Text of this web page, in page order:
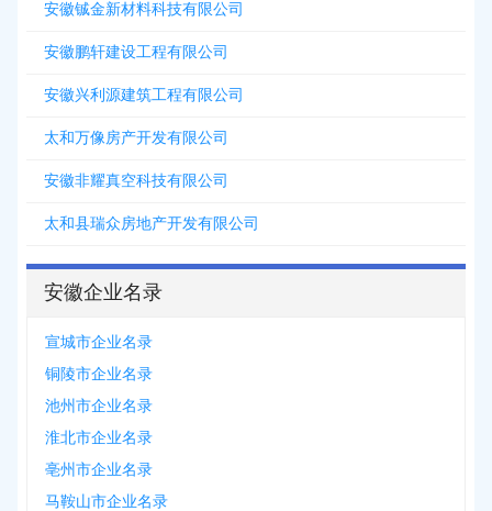
安徽铖金新材料科技有限公司
安徽鹏轩建设工程有限公司
安徽兴利源建筑工程有限公司
太和万像房产开发有限公司
安徽非耀真空科技有限公司
太和县瑞众房地产开发有限公司
安徽企业名录
宣城市企业名录
铜陵市企业名录
池州市企业名录
淮北市企业名录
亳州市企业名录
马鞍山市企业名录